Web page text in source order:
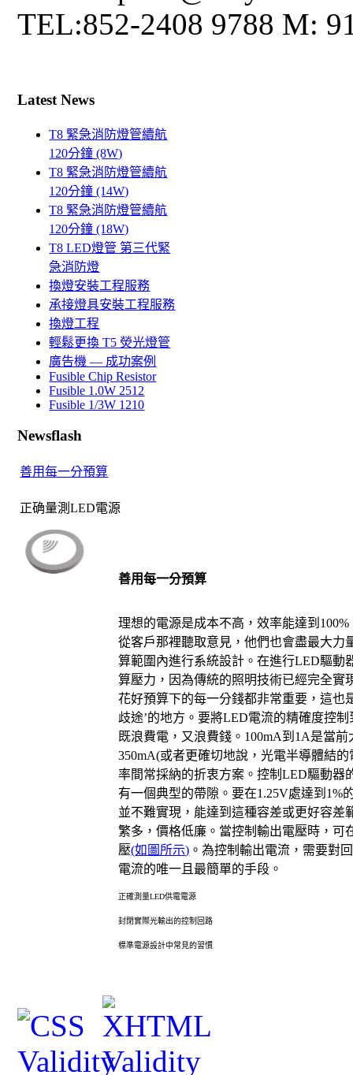
TEL:852-2408 9788 M:
Latest News
T8 緊急消防燈管續航
120分鐘 (8W)
T8 緊急消防燈管續航
120分鐘 (14W)
T8 緊急消防燈管續航
120分鐘 (18W)
T8 LED燈管 第三代緊
急消防燈
換燈安裝工程服務
承接燈具安裝工程服務
換燈工程
輕鬆更換 T5 熒光燈管
廣告機 — 成功案例
Fusible Chip Resistor
Fusible 1.0W 2512
Fusible 1/3W 1210
Newsflash
善用每一分預算
正确量測LED電源
善用每一分預算
理想的電源是成本不高，效率能達到 100%
從客戶那裡聽取意見，他們也會盡最大
算範圍內進行系統設計。在進行LED驅動
算壓力，因為傳統的照明技術已經完全
花好預算下的每一分錢都非常重要，這也
歧途’的地方。要將LED電流的精確度控
既浪費電，又浪費錢。 100mA到 1A是當前
350mA(或者更確切地說，光電半導體結的
率間常採納的折衷方案。控制LED驅動器
有一個典型的帶隙。要在1.25V處達到 1%
並不難實現，能達到這種容差或更好容差
繁多，價格低廉。當控制輸出電壓時，
壓(如圖所示) 。為控制輸出電流，需要對
電流的唯一且最簡單的手段。
正確測量LED供電電源
封閉實際光輸出的控制回路
標準電源設計中常見的習慣